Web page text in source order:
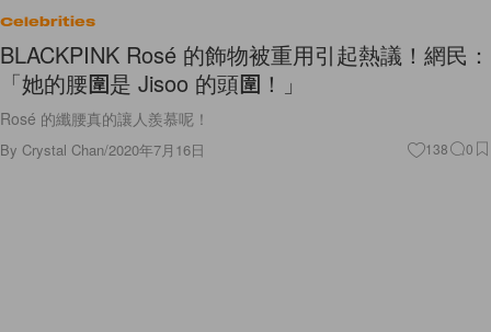
Celebrities
BLACKPINK Rosé 的飾物被重用引起熱議！網民：
「她的腰圍是 Jisoo 的頭圍！」
Rosé 的纖腰真的讓人羨慕呢！
By Crystal Chan/2020年7月16日 138 0